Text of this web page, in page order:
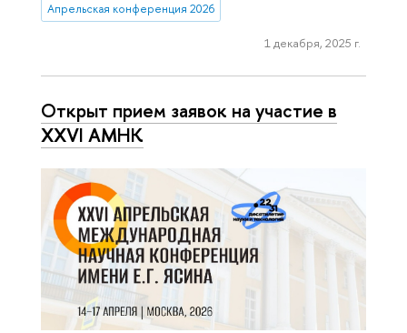
Апрельская конференция 2026
1 декабря, 2025 г.
Открыт прием заявок на участие в
XXVI АМНК